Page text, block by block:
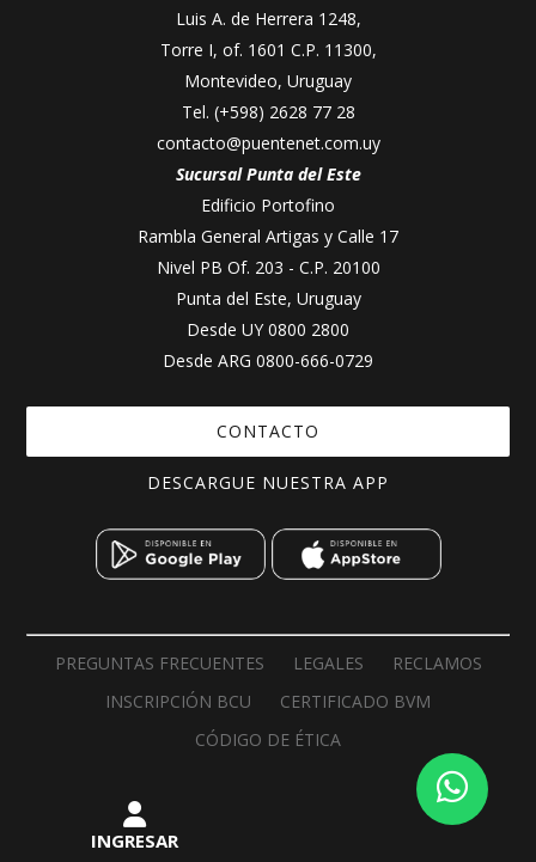
INGRESAR
Luis A. de Herrera 1248,
Torre I, of. 1601 C.P. 11300,
Montevideo, Uruguay
Tel. (+598) 2628 77 28
contacto@puentenet.com.uy
Sucursal Punta del Este
Edificio Portofino
Rambla General Artigas y Calle 17
Nivel PB Of. 203 - C.P. 20100
Punta del Este, Uruguay
Desde UY 0800 2800
Desde ARG 0800-666-0729
CONTACTO
DESCARGUE NUESTRA APP
PREGUNTAS FRECUENTES LEGALES
RECLAMOS
INSCRIPCIÓN BCU
CERTIFICADO BVM
CÓDIGO DE ÉTICA